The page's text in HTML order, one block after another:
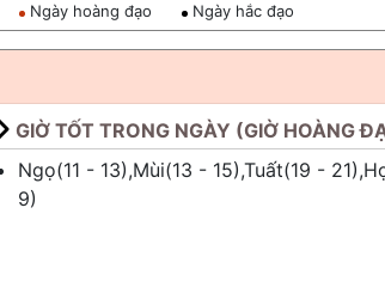
Ngày hoàng đạo
Ngày hắc đạo
GIỜ TỐT TRONG NGÀY (GIỜ HOÀNG
Ngọ(11 - 13),Mùi(13 - 15),Tuất(19 -
9)